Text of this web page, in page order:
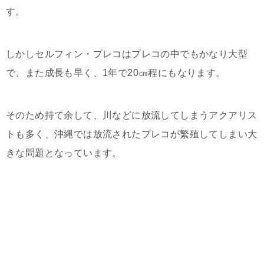
す。
しかしセルフィン・プレコはプレコの中でもかなり大型
で、また成長も早く、1年で20㎝程にもなります。
そのため持て余して、川などに放流してしまうアクアリス
トも多く、沖縄では放流されたプレコが繁殖してしまい大
きな問題となっています。